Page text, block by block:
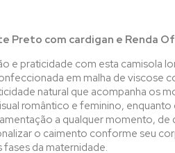
Preto com cardigan e Renda
e praticidade com esta camisola
em malha de viscose
natural que acompanha os
romântico e feminino,
a qualquer momento, de
o caimento conforme seu
da maternidade.